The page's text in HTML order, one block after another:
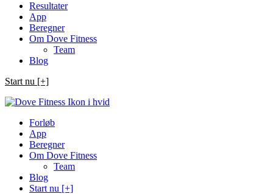
Resultater
App
Beregner
Om Dove Fitness
Team
Blog
Start nu [+]
Forløb
App
Beregner
Om Dove Fitness
Team
Blog
Start nu [+]